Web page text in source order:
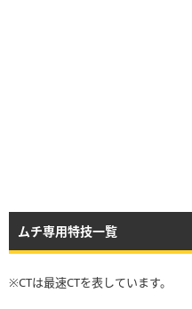
ムチ専用特技一覧
※CTは最速CTを表しています。